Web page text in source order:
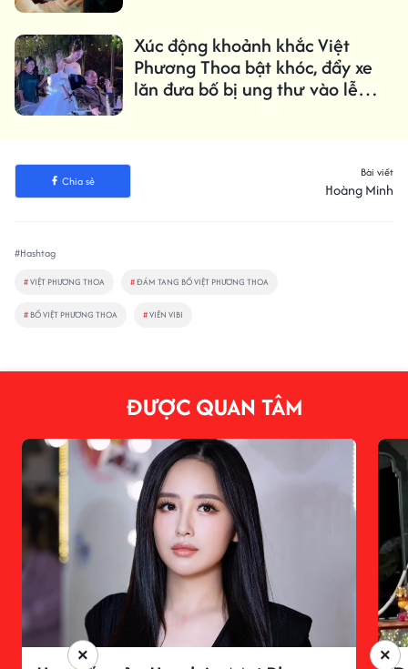
Xúc động khoảnh khắc Việt
Phương Thoa bật khóc, đẩy xe
lăn đưa bố bị ung thư vào lễ
Chia sẻ
Bài viết
Hoàng Minh
#Hashtag
#VIỆT PHƯƠNG THOA #ĐÁM TANG BỐ VIỆT PHƯƠNG THOA
# BỐ VIỆT PHƯƠNG THOA #VIÊN VIBI
ĐƯỢC QUAN TÂM
×
×